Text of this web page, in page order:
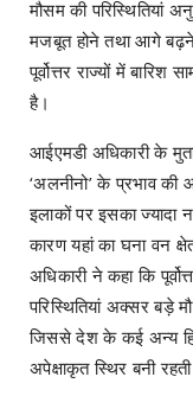
मौसम की
मजबूत होने तथा आगे बढ़ने
पूर्वोत्तर राज्यों में
है।
आईएमडी अधिकारी के
‘अलनीनो’ के प्रभाव की
इलाकों पर इसका
कारण यहां का घना वन
अधिकारी ने कहा कि
परिस्थितियां अक्सर बड़े
जिससे देश के कई अन्य
अपेक्षाकृत स्थिर बनी